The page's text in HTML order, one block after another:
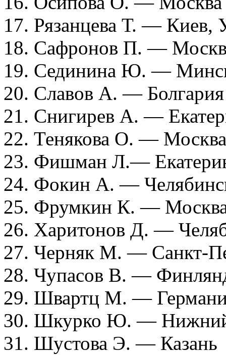
17. Рязанцева Т. — Киев,
18. Сафронов П. —
19. Сединина Ю. —
20. Славов А. — Болгария
21. Снигирев А. —
22. Тенякова О. — Москва
23. Фишман Л.—
24. Фокин А. —
25. Фрумкин К. —
26. Харитонов Д. —
27. Черняк М. — Санкт-
28. Чупасов В. —
29. Швартц М. —
30. Шкурко Ю. —
31. Шустова Э. — Казань